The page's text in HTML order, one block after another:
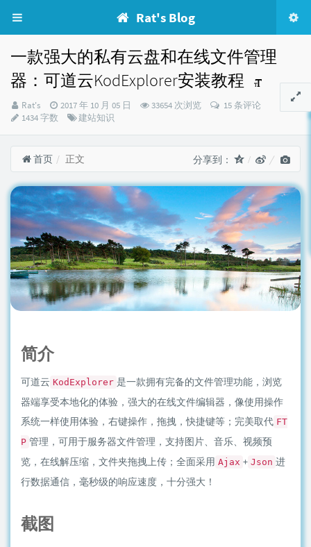
Rat's Blog
一款强大的私有云盘和在线文件管理
器：可道云KodExplorer安装教程
博
主：
Rat's
发
布
2017 年 10 月 05 日 33654 次浏览
15 条评论
1434 字数
分
建站知识
首页 正文 分享到：
简介
可道云 KodExplorer 是一款拥有完备的文件管理功能，浏览
器端享受本地化的体验，强大的在线文件编辑器，像使用操作
系统一样使用体验，右键操作，拖拽，快捷键等；完美取代 FT
P 管理，可用于服务器文件管理，支持图片、音乐、视频预
览，在线解压缩，文件夹拖拽上传；全面采用 Ajax + Json 进
行数据通信，毫秒级的响应速度，十分强大！
截图